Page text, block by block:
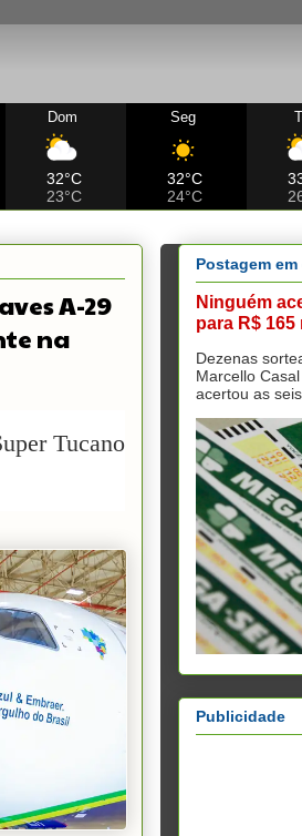
Dom
32°C
23°C
Seg
32°C
24°C
A-29
na
Tucano
Postagem
Ninguém
para R$
Dezenas
Marcello
acertou as
Publicidade